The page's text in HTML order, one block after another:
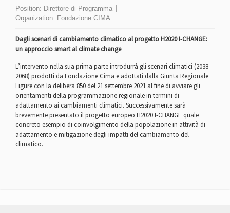
Position: Direttore di Programma
Organization: Fondazione CIMA
Dagli scenari di cambiamento climatico al progetto H2020 I-CHANGE:
un approccio smart al climate change
L’intervento nella sua prima parte introdurrà gli scenari climatici (2038-
2068) prodotti da Fondazione Cima e adottati dalla Giunta Regionale
Ligure con la delibera 850 del 21 settembre 2021 al fine di avviare gli
orientamenti della programmazione regionale in termini di
adattamento ai cambiamenti climatici. Successivamente sarà
brevemente presentato il progetto europeo H2020 I-CHANGE quale
concreto esempio di coinvolgimento della popolazione in attività di
adattamento e mitigazione degli impatti del cambiamento del
climatico.